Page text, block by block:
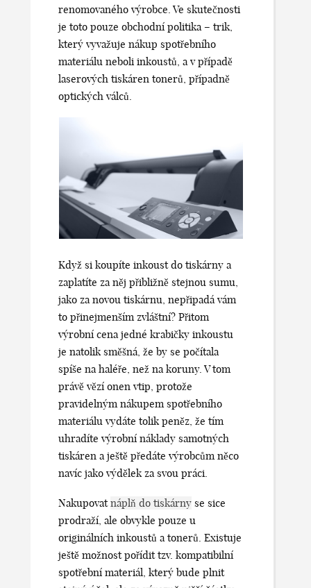
renomovaného výrobce. Ve skutečnosti
je toto pouze obchodní politika – trik,
který vyvažuje nákup spotřebního
materiálu neboli inkoustů, a v případě
laserových tiskáren tonerů, případně
optických válců.
Když si koupíte inkoust do tiskárny a
zaplatíte za něj přibližně stejnou sumu,
jako za novou tiskárnu, nepřipadá vám
to přinejmenším zvláštní? Přitom
výrobní cena jedné krabičky inkoustu
je natolik směšná, že by se počítala
spíše na haléře, než na koruny. V tom
právě vězí onen vtip, protože
pravidelným nákupem spotřebního
materiálu vydáte tolik peněz, že tím
uhradíte výrobní náklady samotných
tiskáren a ještě předáte výrobcům něco
navíc jako výdělek za svou práci.
Nakupovatnáplň do tiskárny se sice
prodraží, ale obvykle pouze u
originálních inkoustů a tonerů. Existuje
ještě možnost pořídit tzv. kompatibilní
spotřební materiál, který bude plnit